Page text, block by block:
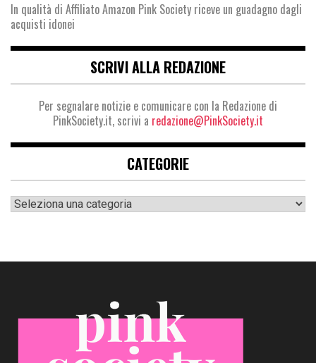
In qualità di Affiliato Amazon Pink Society riceve un guadagno dagli
acquisti idonei
SCRIVI ALLA REDAZIONE
Per segnalare notizie e comunicare con la Redazione di
PinkSociety.it, scrivi a redazione@PinkSociety.it
CATEGORIE
Categorie